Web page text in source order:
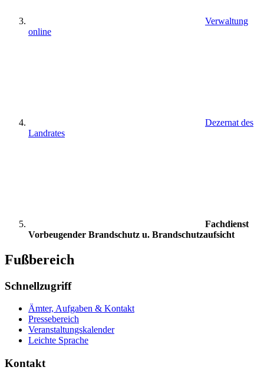
Verwaltung
online
Dezernat des
Landrates
Fachdienst
Vorbeugender Brandschutz u. Brandschutzaufsicht
Fußbereich
Schnellzugriff
Ämter, Aufgaben & Kontakt
Pressebereich
Veranstaltungskalender
Leichte Sprache
Kontakt